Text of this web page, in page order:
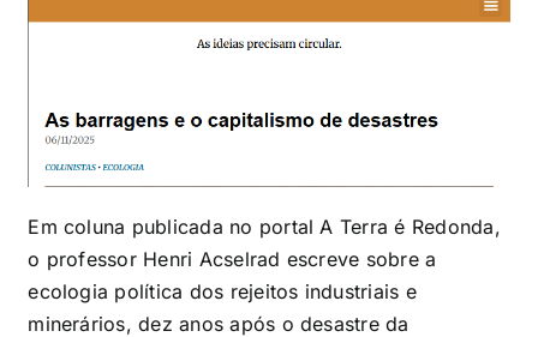
Em coluna publicada no portal A Terra é Redonda,
o professor Henri Acselrad escreve sobre a
ecologia política dos rejeitos industriais e
minerários, dez anos após o desastre da